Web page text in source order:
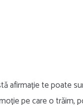
afirmație te poate
pe care o trăim,